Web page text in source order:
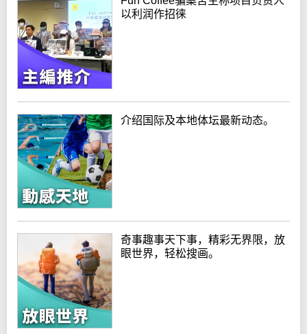
以利润作招徕
介绍国际及本地体坛最新动态。
奇事趣事天下事，精彩无界限，放
眼世界，轻松搜画。